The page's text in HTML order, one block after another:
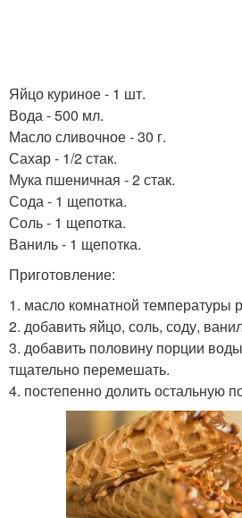
Яйцо куриное - 1 шт.
Вода - 500 мл.
Масло сливочное - 30 г.
Сахар - 1/2 стак.
Мука пшеничная - 2 стак.
Сода - 1 щепотка.
Соль - 1 щепотка.
Ваниль - 1 щепотка.
Приготовление:
1. масло комнатной температуры
2. добавить яйцо, соль, соду,
3. добавить половину порции
тщательно перемешать.
4. постепенно долить остальную